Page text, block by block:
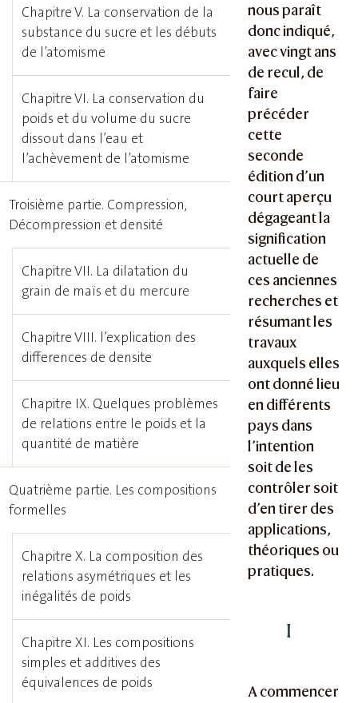
nous paraît
donc indiqué,
avec vingt ans
de recul, de
faire
précéder
cette
seconde
édition d’un
court aperçu
dégageant la
signification
actuelle de
ces anciennes
recherches et
résumant les
travaux
auxquels elles
ont donné lieu
en différents
pays dans
l’intention
soit de les
contrôler soit
d’en tirer des
applications,
théoriques ou
pratiques.
I
A commencer
Chapitre V. La conservation de la
substance du sucre et les débuts
de l’atomisme
Chapitre VI. La conservation du
poids et du volume du sucre
dissout dans l’eau et
l’achèvement de l’atomisme
Troisième partie. Compression,
Décompression et densité
Chapitre VII. La dilatation du
grain de maïs et du mercure
Chapitre VIII. l’explication des
differences de densite
Chapitre IX. Quelques problèmes
de relations entre le poids et la
quantité de matière
Quatrième partie. Les compositions
formelles
Chapitre X. La composition des
relations asymétriques et les
inégalités de poids
Chapitre XI. Les compositions
simples et additives des
équivalences de poids